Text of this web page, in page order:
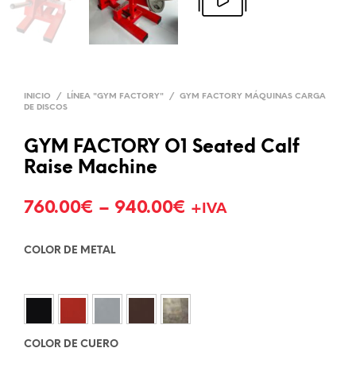
INICIO / LÍNEA "GYM FACTORY" /
GYM FACTORY MÁQUINAS CARGA
DE DISCOS
GYM FACTORY O1 Seated Calf
Raise Machine
760.00€ – 940.00€ +IVA
COLOR DE METAL
COLOR DE CUERO